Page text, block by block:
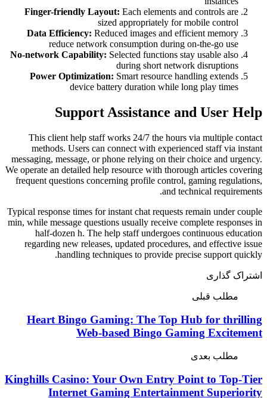
Finger-friendly Layout:
Data Efficiency:
reduce network
No-network Capability:
Power Optimization:
device
Support
This client help staff
methods. Users can
messaging, message, or
We operate an detailed help
frequent questions
Typical response times for
min, while message questions
half-dozen h. The help
regarding new releases,
handling
Heart Bingo
Web-
Kinghills Casino: Your
Internet